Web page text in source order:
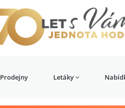
Prodejny Letáky